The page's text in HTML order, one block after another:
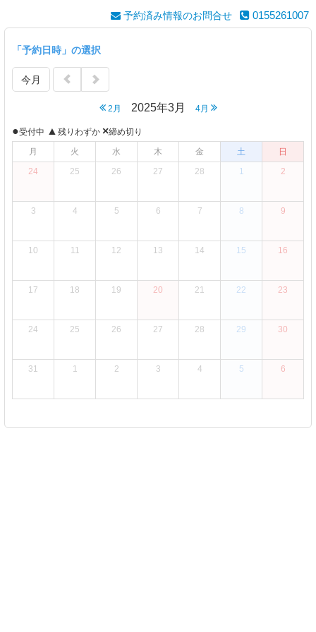
予約済み情報のお問合せ 0155261007
「予約日時」の選択
今月
2月 2025年3月 4月
●受付中 ▲ 残りわずか ×締め切り
月
火 水 木 金 土
日
24
25 26 27 28 1 2
3 4 5 6 7 8 9
10 11 12 13 14 15 16
17 18 19 20 21 22 23
24 25 26 27 28 29 30
31 1 2 3 4 5 6